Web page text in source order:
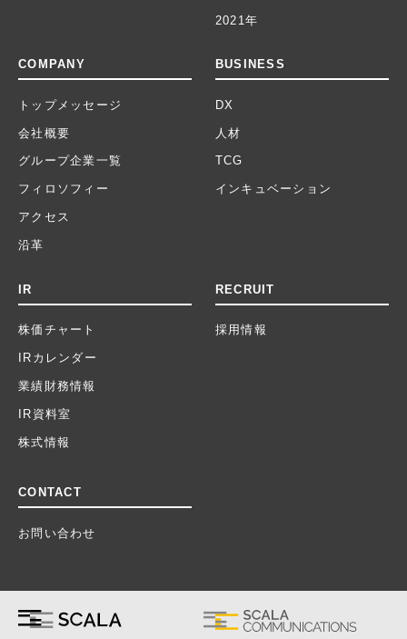
2021年
COMPANY
トップメッセージ
会社概要
グループ企業一覧
フィロソフィー
アクセス
沿革
BUSINESS
DX
人材
TCG
インキュベーション
IR
株価チャート
IRカレンダー
業績財務情報
IR資料室
株式情報
RECRUIT
採用情報
CONTACT
お問い合わせ